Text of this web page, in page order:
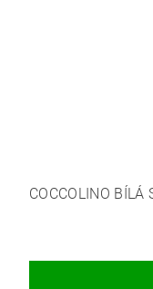
COCCOLINO BÍLÁ